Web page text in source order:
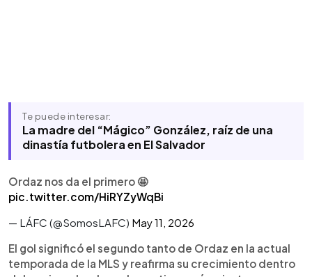
Te puede interesar:
La madre del “Mágico” González, raíz de una
dinastía futbolera en El Salvador
Ordaz nos da el primero 🤩
pic.twitter.com/HiRYZyWqBi
— LÁFC (@SomosLAFC) May 11, 2026
El gol significó el segundo tanto de Ordaz en la actual
temporada de la MLS y reafirma su crecimiento dentro